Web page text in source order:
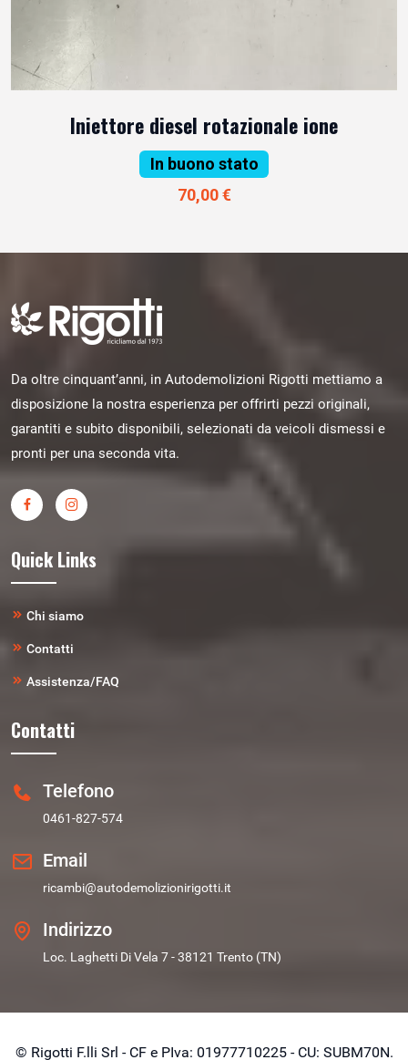
Iniettore diesel rotazionale ione
In buono stato
70,00 €
Da oltre cinquant’anni, in Autodemolizioni Rigotti mettiamo a
disposizione la nostra esperienza per offrirti pezzi originali,
garantiti e subito disponibili, selezionati da veicoli dismessi e
pronti per una seconda vita.
Quick Links
Chi siamo
Contatti
Assistenza/FAQ
Contatti
Telefono
0461-827-574
Email
ricambi@autodemolizionirigotti.it
Indirizzo
Loc. Laghetti Di Vela 7 - 38121 Trento (TN)
© Rigotti F.lli Srl - CF e PIva: 01977710225 - CU: SUBM70N.